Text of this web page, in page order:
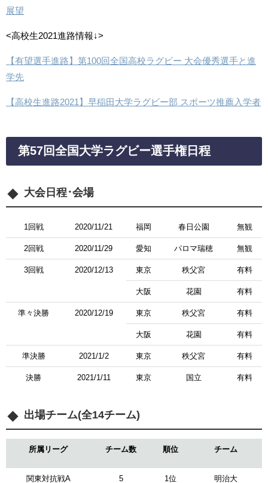
展望
<高校生2021進路情報↓>
【有望選手進路】第100回全国高校ラグビー 大会優秀選手と進
学先
【高校生進路2021】早稲田大学ラグビー部 スポーツ推薦入学者
第57回全国大学ラグビー選手権日程
大会日程･会場
1回戦 2020/11/21 福岡 春日公園 無観
2回戦 2020/11/29 愛知 パロマ瑞穂 無観
3回戦 2020/12/13 東京 秩父宮 有料
大阪 花園 有料
準々決勝 2020/12/19 東京 秩父宮 有料
大阪 花園 有料
準決勝 2021/1/2 東京 秩父宮 有料
決勝 2021/1/11 東京 国立 有料
出場チーム(全14チーム)
所属リーグ チーム数 順位 チーム
関東対抗戦A 5 1位 明治大